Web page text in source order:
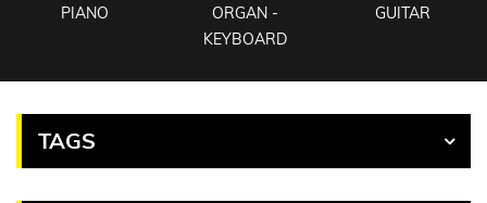
PIANO
ORGAN -
KEYBOARD
GUITAR
TAGS